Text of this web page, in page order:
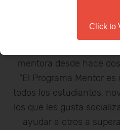
Click to
con
mentora desde hace
“El Programa Mentor
todos los estudiantes,
los que les gusta
ayudar a otros a